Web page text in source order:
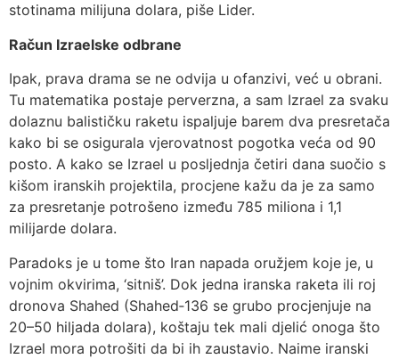
stotinama milijuna dolara, piše Lider.
Račun Izraelske odbrane
Ipak, prava drama se ne odvija u ofanzivi, već u obrani.
Tu matematika postaje perverzna, a sam Izrael za svaku
dolaznu balističku raketu ispaljuje barem dva presretača
kako bi se osigurala vjerovatnost pogotka veća od 90
posto. A kako se Izrael u posljednja četiri dana suočio s
kišom iranskih projektila, procjene kažu da je za samo
za presretanje potrošeno između 785 miliona i 1,1
milijarde dolara.
Paradoks je u tome što Iran napada oružjem koje je, u
vojnim okvirima, ‘sitniš’. Dok jedna iranska raketa ili roj
dronova Shahed (Shahed‑136 se grubo procjenjuje na
20–50 hiljada dolara), koštaju tek mali djelić onoga što
Izrael mora potrošiti da bi ih zaustavio. Naime iranski